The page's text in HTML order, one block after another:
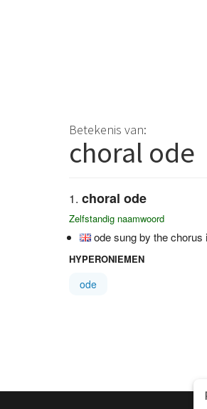
Betekenis van:
choral ode
choral ode
Zelfstandig naamwoord
ode sung by the
HYPERONIEMEN
ode